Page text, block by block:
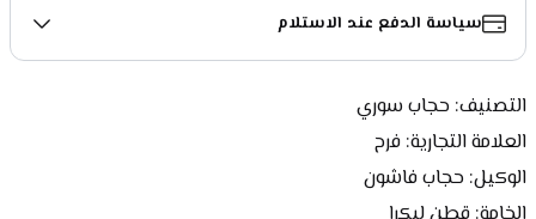
سياسة الدفع عند الاستلام
التصنيف: حجاب سوري
العلامة التجارية: فرح
الوكيل: حجاب فاشون